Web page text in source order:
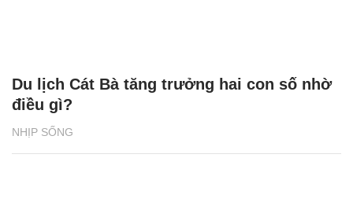
NHỊP SỐNG
Du lịch Cát Bà tăng trưởng hai con số nhờ
điều gì?